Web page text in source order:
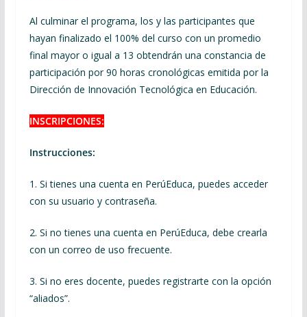
Al culminar el programa, los y las participantes que
hayan finalizado el 100% del curso con un promedio
final mayor o igual a 13 obtendrán una constancia de
participación por 90 horas cronológicas emitida por la
Dirección de Innovación Tecnológica en Educación.
INSCRIPCIONES:
Instrucciones:
1. Si tienes una cuenta en PerúEduca, puedes acceder
con su usuario y contraseña.
2. Si no tienes una cuenta en PerúEduca, debe crearla
con un correo de uso frecuente.
3. Si no eres docente, puedes registrarte con la opción
“aliados”.